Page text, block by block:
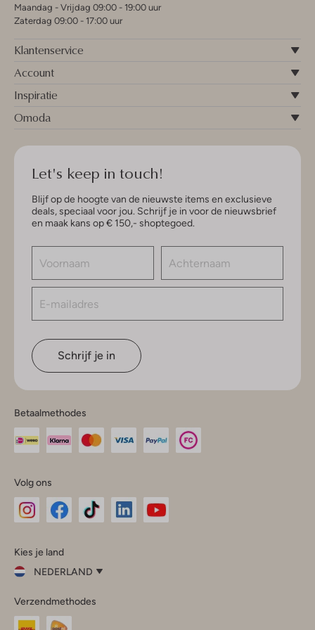
Maandag - Vrijdag 09:00 - 19:00 uur
Zaterdag 09:00 - 17:00 uur
Klantenservice
Account
Inspiratie
Omoda
Let's keep in touch!
Blijf op de hoogte van de nieuwste items en exclusieve
deals, speciaal voor jou. Schrijf je in voor de nieuwsbrief
en maak kans op € 150,- shoptegoed.
Schrijf je in
Betaalmethodes
Volg ons
InstagramFacebook
Kies je land
NEDERLAND
je
land
Verzendmethodes